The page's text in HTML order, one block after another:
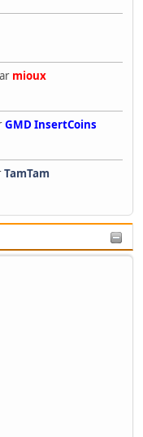
mioux
GMD InsertCoins
TamTam